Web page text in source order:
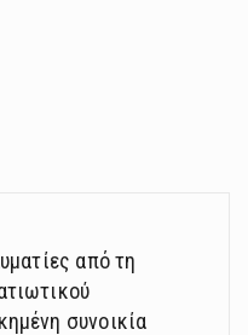
από τη
συνοικία